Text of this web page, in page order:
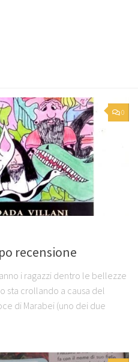
0
recensione
i ragazzi dentro le bellezze
sta crollando a causa del
di Marabei (uno dei due